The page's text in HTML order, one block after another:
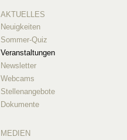
AKTUELLES
Neuigkeiten
Sommer-Quiz
Veranstaltungen
Newsletter
Webcams
Stellenangebote
Dokumente
MEDIEN